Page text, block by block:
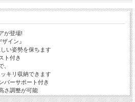
が登場!
イン』
い姿勢を保ちます
ト付き
、
キリ収納できます
バーサポート付き
さ調整が可能
地を採用